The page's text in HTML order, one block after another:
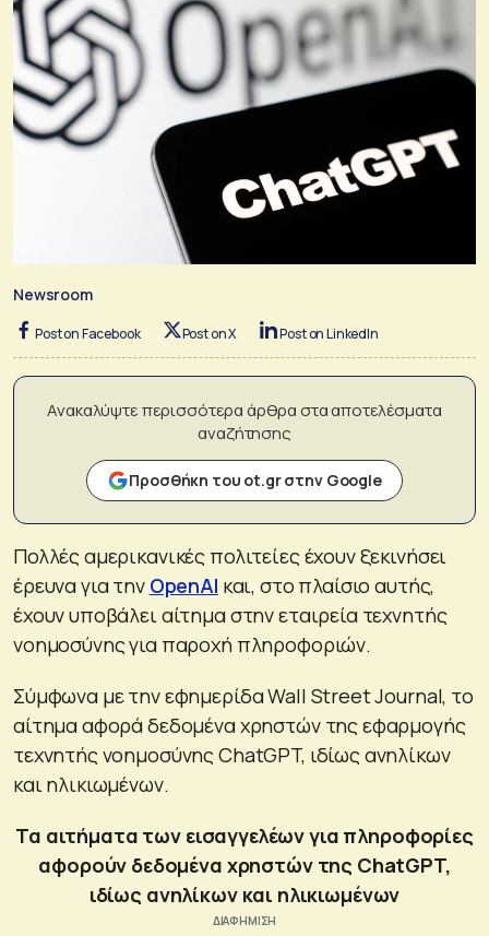
Newsroom
Post on Facebook Post on X Post on LinkedIn
Ανακαλύψτε περισσότερα άρθρα στα αποτελέσματα
αναζήτησης
Προσθήκη του ot.gr στην Google
Πολλές αμερικανικές πολιτείες έχουν ξεκινήσει
έρευνα για την OpenAI και, στο πλαίσιο αυτής,
έχουν υποβάλει αίτημα στην εταιρεία τεχνητής
νοημοσύνης για παροχή πληροφοριών.
Σύμφωνα με την εφημερίδα Wall Street Journal, το
αίτημα αφορά δεδομένα χρηστών της εφαρμογής
τεχνητής νοημοσύνης ChatGPT, ιδίως ανηλίκων
και ηλικιωμένων.
Τα αιτήματα των εισαγγελέων για πληροφορίες
αφορούν δεδομένα χρηστών της ChatGPT,
ιδίως ανηλίκων και ηλικιωμένων